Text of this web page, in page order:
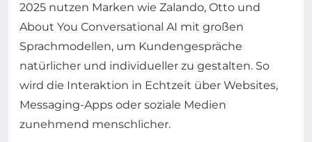
2025 nutzen Marken wie Zalando, Otto und
About You Conversational AI mit großen
Sprachmodellen, um Kundengespräche
natürlicher und individueller zu gestalten. So
wird die Interaktion in Echtzeit über Websites,
Messaging-Apps oder soziale Medien
zunehmend menschlicher.